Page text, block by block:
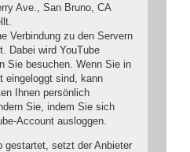
Ave., San Bruno, CA
Verbindung zu den Servern
Dabei wird YouTube
Sie besuchen. Wenn Sie in
eingeloggt sind, kann
Ihnen persönlich
Sie, indem Sie sich
Account ausloggen.
gestartet, setzt der Anbieter